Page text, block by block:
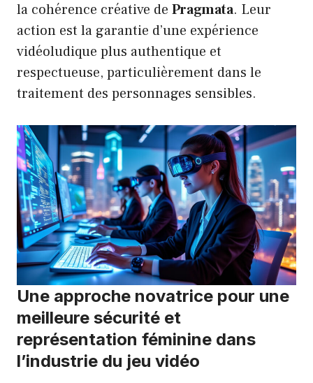
la cohérence créative de Pragmata. Leur
action est la garantie d’une expérience
vidéoludique plus authentique et
respectueuse, particulièrement dans le
traitement des personnages sensibles.
Une approche novatrice pour une
meilleure sécurité et
représentation féminine dans
l’industrie du jeu vidéo